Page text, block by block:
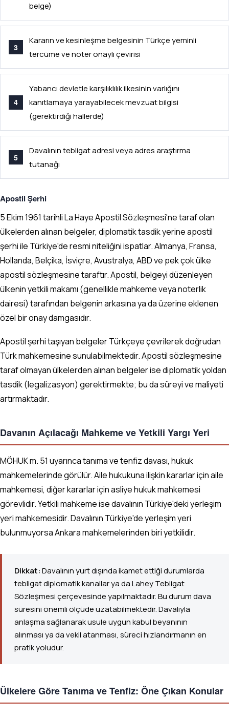
belge)
Kararın ve kesinleşme belgesinin Türkçe yeminli
tercüme ve noter onaylı çevirisi
Yabancı devletle karşılıklılık ilkesinin varlığını
kanıtlamaya yarayabilecek mevzuat bilgisi
(gerektirdiği hallerde)
Davalının tebligat adresi veya adres araştırma
tutanağı
Apostil Şerhi
5 Ekim 1961 tarihli La Haye Apostil Sözleşmesi'ne taraf olan
ülkelerden alınan belgeler, diplomatik tasdik yerine apostil
şerhi ile Türkiye'de resmi niteliğini ispatlar. Almanya, Fransa,
Hollanda, Belçika, İsviçre, Avustralya, ABD ve pek çok ülke
apostil sözleşmesine taraftır. Apostil, belgeyi düzenleyen
ülkenin yetkili makamı (genellikle mahkeme veya noterlik
dairesi) tarafından belgenin arkasına ya da üzerine eklenen
özel bir onay damgasıdır.
Apostil şerhi taşıyan belgeler Türkçeye çevrilerek doğrudan
Türk mahkemesine sunulabilmektedir. Apostil sözleşmesine
taraf olmayan ülkelerden alınan belgeler ise diplomatik yoldan
tasdik (legalizasyon) gerektirmekte; bu da süreyi ve maliyeti
artırmaktadır.
Davanın Açılacağı Mahkeme ve Yetkili Yargı Yeri
MÖHUK m. 51 uyarınca tanıma ve tenfiz davası, hukuk
mahkemelerinde görülür. Aile hukukuna ilişkin kararlar için aile
mahkemesi, diğer kararlar için asliye hukuk mahkemesi
görevlidir. Yetkili mahkeme ise davalının Türkiye'deki yerleşim
yeri mahkemesidir. Davalının Türkiye'de yerleşim yeri
bulunmuyorsa Ankara mahkemelerinden biri yetkilidir.
Dikkat:Davalının yurt dışında ikamet ettiği durumlarda
tebligat diplomatik kanallar ya da Lahey Tebligat
Sözleşmesi çerçevesinde yapılmaktadır. Bu durum dava
süresini önemli ölçüde uzatabilmektedir. Davalıyla
anlaşma sağlanarak usule uygun kabul beyanının
alınması ya da vekil atanması, süreci hızlandırmanın en
pratik yoludur.
Ülkelere Göre Tanıma ve Tenfiz: Öne Çıkan Konular